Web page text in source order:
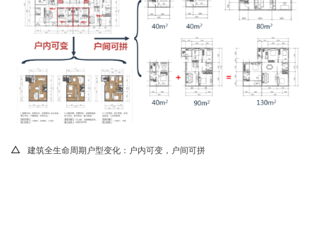
△ 建筑全生命周期户型变化：户内可变，户间可拼